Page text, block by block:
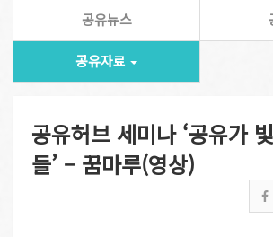
공유뉴스
공유자료
공유허브 세미나 ‘공유가
들’ – 꿈마루(영상)